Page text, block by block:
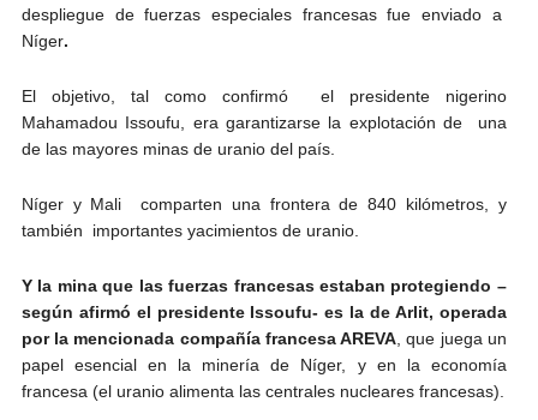
despliegue de fuerzas especiales francesas fue enviado a
Níger.
El objetivo, tal como confirmó el presidente nigerino
Mahamadou Issoufu, era garantizarse la explotación de una
de las mayores minas de uranio del país.
Níger y Mali comparten una frontera de 840 kilómetros, y
también importantes yacimientos de uranio.
Y la mina que las fuerzas francesas estaban protegiendo –
según afirmó el presidente Issoufu- es la de Arlit, operada
por la mencionada compañía francesa AREVA, que juega un
papel esencial en la minería de Níger, y en la economía
francesa (el uranio alimenta las centrales nucleares francesas).